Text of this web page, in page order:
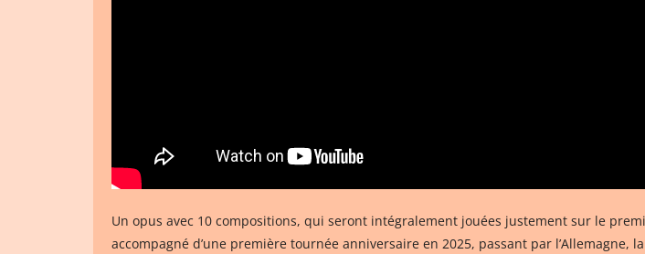
Un opus avec 10 compositions, qui seront intégralement jouées justement sur le
accompagné d’une première tournée anniversaire en 2025, passant par l’Allemagne,